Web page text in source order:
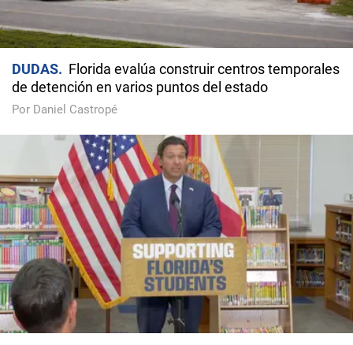
DUDAS
Florida evalúa construir centros temporales
de detención en varios puntos del estado
Por Daniel Castropé